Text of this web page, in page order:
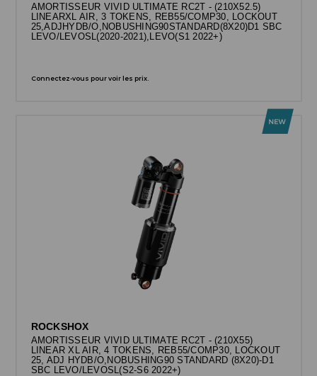
AMORTISSEUR VIVID ULTIMATE RC2T - (210X52.5)
LINEARXL AIR, 3 TOKENS, REB55/COMP30, LOCKOUT
25,ADJHYDB/O,NOBUSHING90STANDARD(8X20)D1 SBC
LEVO/LEVOSL(2020-2021),LEVO(S1 2022+)
Connectez-vous pour voir les prix.
ROCKSHOX
AMORTISSEUR VIVID ULTIMATE RC2T - (210X55)
LINEAR XL AIR, 4 TOKENS, REB55/COMP30, LOCKOUT
25, ADJ HYDB/O,NOBUSHING90 STANDARD (8X20)-D1
SBC LEVO/LEVOSL(S2-S6 2022+)